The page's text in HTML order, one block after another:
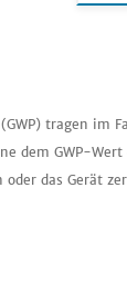
tragen im
dem GWP-
das Gerät